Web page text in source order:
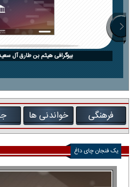
بیوگرافی هیثم بن طارق آل
فرهنگی خواندنی ها
یک فنجان چای داغ